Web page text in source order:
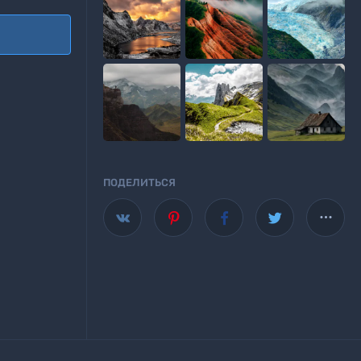
ПОДЕЛИТЬСЯ

